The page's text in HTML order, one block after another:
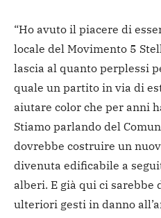
“Ho avuto il piacere di
locale del Movimento 5
lascia al quanto perplessi
quale un partito in via di
aiutare color che per anni
Stiamo parlando del
dovrebbe costruire un
divenuta edificabile a
alberi. E già qui ci sarebbe
ulteriori gesti in danno